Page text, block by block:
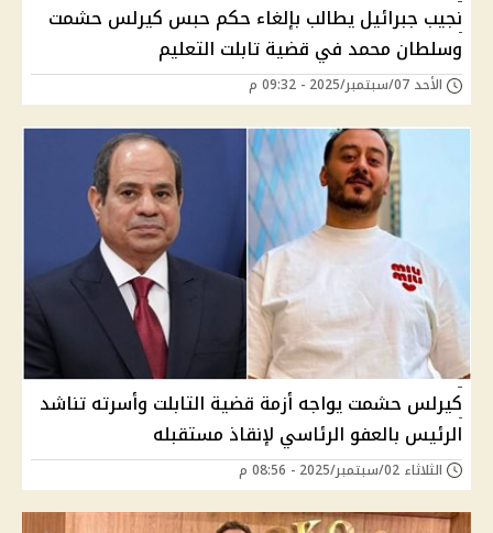
نجيب جبرائيل يطالب بإلغاء حكم حبس كيرلس حشمت
وسلطان محمد في قضية تابلت التعليم
الأحد 07/سبتمبر/2025 - 09:32 م
كيرلس حشمت يواجه أزمة قضية التابلت وأسرته تناشد
الرئيس بالعفو الرئاسي لإنقاذ مستقبله
الثلاثاء 02/سبتمبر/2025 - 08:56 م